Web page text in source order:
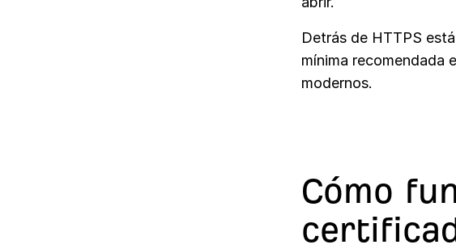
Detrás de HTTPS
mínima recomendada
modernos.
Cómo